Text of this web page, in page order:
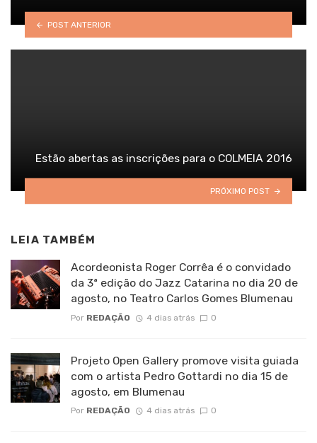
POST ANTERIOR
Estão abertas as inscrições para o COLMEIA 2016
PRÓXIMO POST
LEIA TAMBÉM
Acordeonista Roger Corrêa é o convidado
da 3ª edição do Jazz Catarina no dia 20 de
agosto, no Teatro Carlos Gomes Blumenau
Por REDAÇÃO 4 dias atrás 0
Projeto Open Gallery promove visita guiada
com o artista Pedro Gottardi no dia 15 de
agosto, em Blumenau
Por REDAÇÃO 4 dias atrás 0